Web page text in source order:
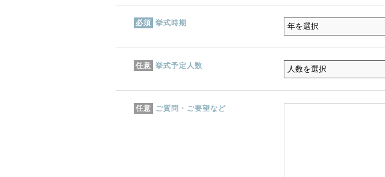
必須 挙式時期
任意 挙式予定人数
任意 ご質問・ご要望など